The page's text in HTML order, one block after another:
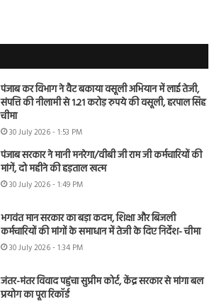
पंजाब कर विभाग ने वैट बकाया वसूली अभियान में लाई तेजी,
संपत्ति की नीलामी से 1.21 करोड़ रुपये की वसूली, हरपाल सिंह
चीमा
30 July 2026 - 1:53 PM
पंजाब सरकार ने मानी मनरेगा/वीबी जी राम जी कर्मचारियों की
मांगें, दो महीने की हड़ताल खत्म
30 July 2026 - 1:49 PM
भगवंत मान सरकार का बड़ा कदम, शिक्षा और बिजली
कर्मचारियों की मांगों के समाधान में तेजी के दिए निर्देश- चीमा
30 July 2026 - 1:34 PM
जंतर-मंतर विवाद पहुंचा सुप्रीम कोर्ट, केंद्र सरकार से मांगा बल
प्रयोग का पूरा रिकॉर्ड